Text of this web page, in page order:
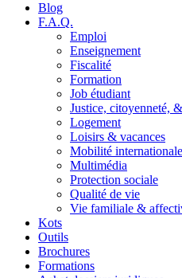
Blog
F.A.Q.
Emploi
Enseignement
Fiscalité
Formation
Job étudiant
Justice, citoyenneté,
Logement
Loisirs & vacances
Mobilité internationale
Multimédia
Protection sociale
Qualité de vie
Vie familiale &
Kots
Outils
Brochures
Formations